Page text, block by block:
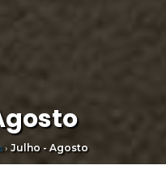
› Julho - Agosto